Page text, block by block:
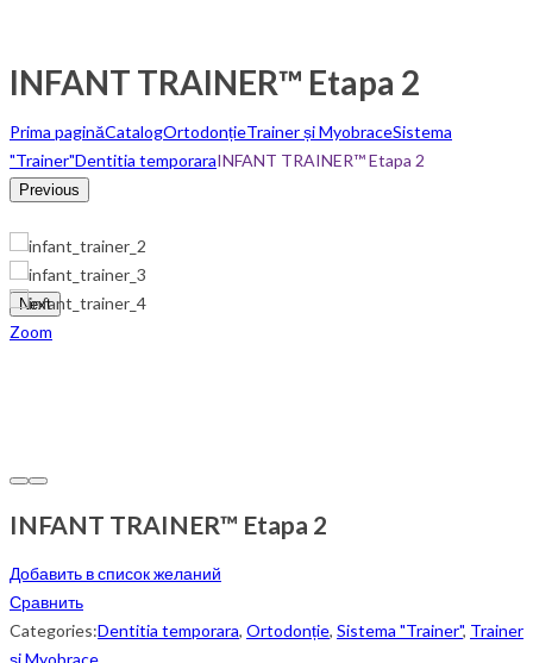
INFANT TRAINER™ Etapa 2
Prima paginăCatalogOrtodonțieTrainer și MyobraceSistema
"Trainer"Dentitia temporaraINFANT TRAINER™ Etapa 2
Previous
Next
Zoom
INFANT TRAINER™ Etapa 2
Добавить в список желаний
Сравнить
Categories:Dentitia temporara, Ortodonție, Sistema "Trainer", Trainer
și Myobrace